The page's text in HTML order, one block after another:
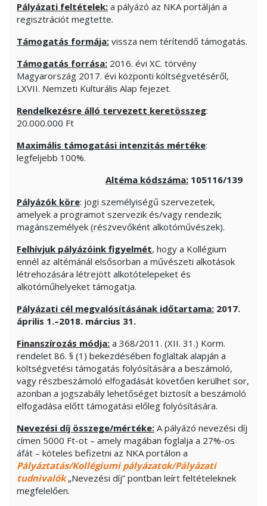
Pályázati feltételek: a pályázó az NKA portálján a
regisztrációt megtette.
Támogatás formája: vissza nem térítendő támogatás.
Támogatás forrása: 2016. évi XC. törvény
Magyarország 2017. évi központi költségvetéséről,
LXVII. Nemzeti Kulturális Alap fejezet.
Rendelkezésre álló tervezett keretösszeg:
20.000.000 Ft
Maximális támogatási intenzitás mértéke:
legfeljebb 100%.
Altéma kódszáma: 105116/139
Pályázók köre: jogi személyiségű szervezetek,
amelyek a programot szervezik és/vagy rendezik;
magánszemélyek (részvevőként alkotóművészek).
Felhívjuk pályázóink figyelmét, hogy a Kollégium
ennél az altémánál elsősorban a művészeti alkotások
létrehozására létrejött alkotótelepeket és
alkotóműhelyeket támogatja.
Pályázati cél megvalósításának időtartama: 2017.
április 1.–2018. március 31.
Finanszírozás módja: a 368/2011. (XII. 31.) Korm.
rendelet 86. § (1) bekezdésében foglaltak alapján a
költségvetési támogatás folyósítására a beszámoló,
vagy részbeszámoló elfogadását követően kerülhet sor,
azonban a jogszabály lehetőséget biztosít a beszámoló
elfogadása előtt támogatási előleg folyósítására.
Nevezési díj összege/mértéke: A pályázó nevezési díj
címen 5000 Ft-ot – amely magában foglalja a 27%-os
áfát – köteles befizetni az NKA portálon a
Pályáztatás/Kollégiumi pályázatok/Pályázati
tudnivalók„Nevezési díj” pontban leírt feltételeknek
megfelelően.